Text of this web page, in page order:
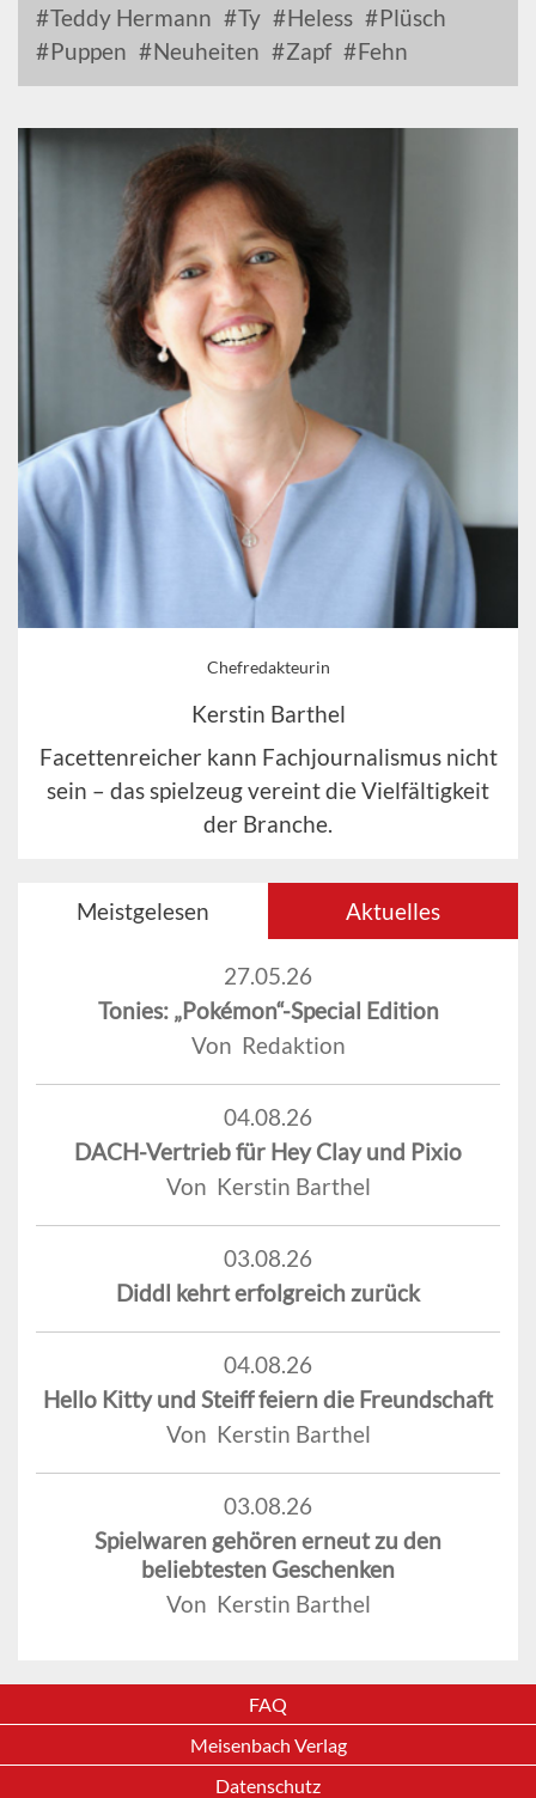
Teddy Hermann
Ty Heless
Plüsch
Puppen
Neuheiten Zapf Fehn
Chefredakteurin
Kerstin Barthel
Facettenreicher kann Fachjournalismus nicht
sein – das spielzeug vereint die Vielfältigkeit
der Branche.
Meistgelesen Aktuelles
27.05.26
Tonies: „Pokémon“-Special Edition
Von Redaktion
04.08.26
DACH-Vertrieb für Hey Clay und Pixio
Von Kerstin Barthel
03.08.26
Diddl kehrt erfolgreich zurück
04.08.26
Hello Kitty und Steiff feiern die Freundschaft
Von Kerstin Barthel
03.08.26
Spielwaren gehören erneut zu den
beliebtesten Geschenken
Von Kerstin Barthel
FAQ
Meisenbach Verlag
Datenschutz